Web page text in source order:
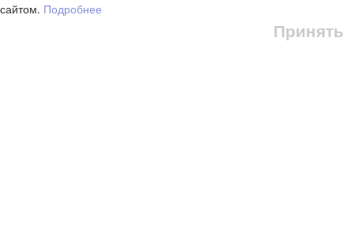
сайтом. Подробнее
Принять